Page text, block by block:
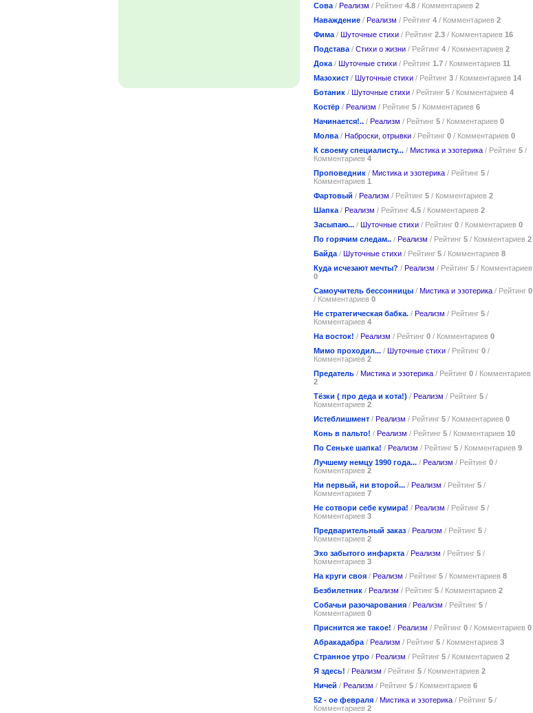
Сова / Реализм / Рейтинг 4.8 / Комментариев 2
Наваждение / Реализм / Рейтинг 4 / Комментариев 2
Фима / Шуточные стихи / Рейтинг 2.3 / Комментариев 16
Подстава / Стихи о жизни / Рейтинг 4 / Комментариев 2
Дока / Шуточные стихи / Рейтинг 1.7 / Комментариев 11
Мазохист / Шуточные стихи / Рейтинг 3 / Комментариев 14
Ботаник / Шуточные стихи / Рейтинг 5 / Комментариев 4
Костёр / Реализм / Рейтинг 5 / Комментариев 6
Начинается!.. / Реализм / Рейтинг 5 / Комментариев 0
Молва / Наброски, отрывки / Рейтинг 0 / Комментариев 0
К своему специалисту... / Мистика и эзотерика / Рейтинг 5 /
Комментариев 4
Проповедник / Мистика и эзотерика / Рейтинг 5 /
Комментариев 1
Фартовый / Реализм / Рейтинг 5 / Комментариев 2
Шапка / Реализм / Рейтинг 4.5 / Комментариев 2
Засыпаю... / Шуточные стихи / Рейтинг 0 / Комментариев 0
По горячим следам.. / Реализм / Рейтинг 5 / Комментариев 2
Байда / Шуточные стихи / Рейтинг 5 / Комментариев 8
Куда исчезают мечты? / Реализм / Рейтинг 5 / Комментариев
0
Самоучитель бессонницы / Мистика и эзотерика / Рейтинг 0
/ Комментариев 0
Не стратегическая бабка. / Реализм / Рейтинг 5 /
Комментариев 4
На восток! / Реализм / Рейтинг 0 / Комментариев 0
Мимо проходил... / Шуточные стихи / Рейтинг 0 /
Комментариев 2
Предатель / Мистика и эзотерика / Рейтинг 0 / Комментариев
2
Тёзки ( про деда и кота!) / Реализм / Рейтинг 5 /
Комментариев 2
Истеблишмент / Реализм / Рейтинг 5 / Комментариев 0
Конь в пальто! / Реализм / Рейтинг 5 / Комментариев 10
По Сеньке шапка! / Реализм / Рейтинг 5 / Комментариев 9
Лучшему немцу 1990 года... / Реализм / Рейтинг 0 /
Комментариев 2
Ни первый, ни второй... / Реализм / Рейтинг 5 /
Комментариев 7
Не сотвори себе кумира! / Реализм / Рейтинг 5 /
Комментариев 3
Предварительный заказ / Реализм / Рейтинг 5 /
Комментариев 2
Эхо забытого инфаркта / Реализм / Рейтинг 5 /
Комментариев 3
На круги своя / Реализм / Рейтинг 5 / Комментариев 8
Безбилетник / Реализм / Рейтинг 5 / Комментариев 2
Собачьи разочарования / Реализм / Рейтинг 5 /
Комментариев 0
Приснится же такое! / Реализм / Рейтинг 0 / Комментариев 0
Абракадабра / Реализм / Рейтинг 5 / Комментариев 3
Странное утро / Реализм / Рейтинг 5 / Комментариев 2
Я здесь! / Реализм / Рейтинг 5 / Комментариев 2
Ничей / Реализм / Рейтинг 5 / Комментариев 6
52 - ое февраля / Мистика и эзотерика / Рейтинг 5 /
Комментариев 2